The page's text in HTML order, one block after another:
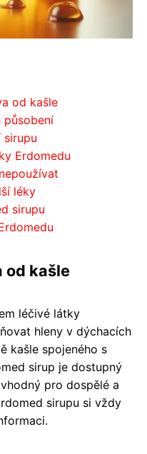
od kašle
působení
sirupu
Erdomedu
léky
sirupu
od kašle
léčivé látky
hleny v dýchacích
kašle spojeného s
sirup je dostupný
pro dospělé a
sirupu si vždy